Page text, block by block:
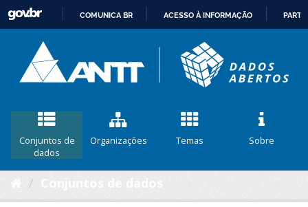
CONTEÚDO
COMUNICA BR ACESSO À INFORMAÇÃO
Conjuntos de
dados
Organizações Temas Sobre